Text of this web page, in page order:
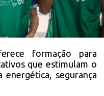
formação para
que estimulam o
energética, segurança